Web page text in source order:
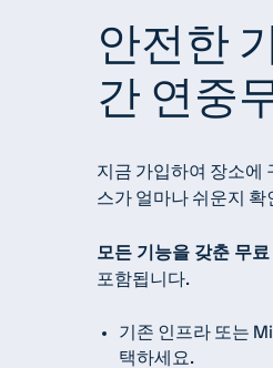
안전한
간 연중
지금 가입하여 장소에
스가 얼마나 쉬운지 확
모든 기능을 갖춘 무
포함됩니다.
기존 인프라 또는
택하세요.